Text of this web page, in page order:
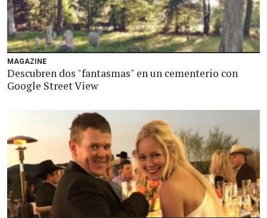
MAGAZINE
Descubren dos "fantasmas" en un cementerio con
Google Street View